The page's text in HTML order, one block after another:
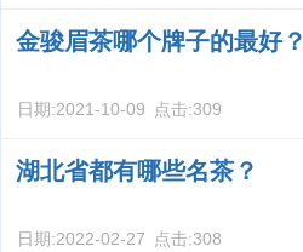
金骏眉茶哪个牌子的最好？
日期:2021-10-09 点击:309
湖北省都有哪些名茶？
日期:2022-02-27 点击:308